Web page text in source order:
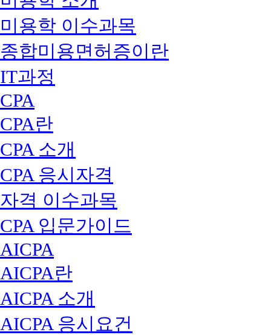
미용학 이수과목
종합미용면허증이란
IT과정
CPA
CPA란
CPA 소개
CPA 응시자격
자격 이수과목
CPA 입문가이드
AICPA
AICPA란
AICPA 소개
AICPA 응시요건